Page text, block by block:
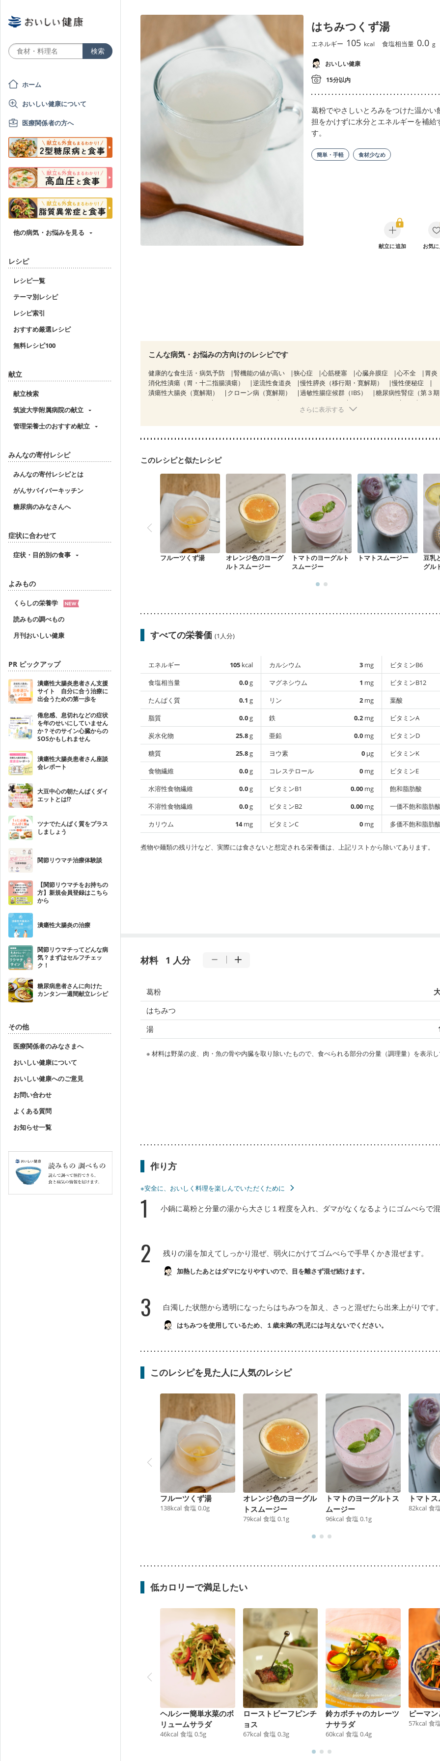
ホーム
おいしい健康について
医療関係者の方へ
他の病気・お悩みを見る
レシピ
レシピ一覧
テーマ別レシピ
レシピ索引
おすすめ厳選レシピ
無料レシピ100
献立
献立検索
筑波大学附属病院の献立
管理栄養士のおすすめ献立
みんなの寄付レシピ
みんなの寄付レシピとは
がんサバイバーキッチン
糖尿病のみなさんへ
症状に合わせて
症状・目的別の食事
よみもの
くらしの栄養学
読みもの調べもの
月刊おいしい健康
PR ピックアップ
潰瘍性大腸炎患者さん支援
サイト 自分に合う治療に
出会うための第一歩を
倦怠感、息切れなどの症状
を年のせいにしていません
か？そのサイン心臓からの
SOSかもしれません
潰瘍性大腸炎患者さん座談
会レポート
大豆中心の朝たんぱくダイ
エットとは!?
ツナでたんぱく質をプラス
しましょう
関節リウマチ治療体験談
【関節リウマチをお持ちの
方】新規会員登録はこちら
から
潰瘍性大腸炎の治療
関節リウマチってどんな病
気？まずはセルフチェッ
ク！
糖尿病患者さんに向けた
カンタン一週間献立レシピ
その他
医療関係者のみなさまへ
おいしい健康について
おいしい健康へのご意見
お問い合わせ
よくある質問
お知らせ一覧
はちみつくず湯
エネルギー 105 kcal 食塩相当量 0.0 g
おいしい健康
15分以内
葛粉でやさしいとろみをつけた温かい
担をかけずに水分とエネルギーを補給
す。
簡単・手軽 食材少なめ
献立に追加 お気
こんな病気・お悩みの方向けのレシピです
健康的な食生活・病気予防 腎機能の値が高い 狭心症 心筋梗塞 心臓弁膜症 心不全
胃炎
消化性潰瘍（胃・十二指腸潰瘍）
逆流性食道炎 慢性膵炎（移行期・寛解期）
慢性便秘症
潰瘍性大腸炎（寛解期）
クローン病（寛解期） 過敏性腸症候群（IBS）
糖尿病性腎症（第３期
CKD（ステージ１）
CKD（ステージ２） CKD（ステージ３a）
CKD（ステージ３b）
胃がん（抗がん剤治療中）
胃がん治療を終えた方・経過観察中の方
さらに表示する
このレシピと似たレシピ
フルーツくず湯
オレンジ色のヨーグ
ルトスムージー
トマトのヨーグルト
スムージー
トマトスムージー
豆乳
グル
すべての栄養価 (1人分)
エネルギー 105 kcal
食塩相当量
0.0g
たんぱく質
0.1 g
脂質
0.0g
炭水化物
25.8g
糖質
25.8g
食物繊維
0.0g
水溶性食物繊維
0.0g
不溶性食物繊維
0.0g
カリウム
14mg
カルシウム 3 mg
マグネシウム
1 mg
リン
2 mg
鉄
0.2 mg
亜鉛
0.0 mg
ヨウ素
0 µg
コレステロール
0 mg
ビタミンB1
0.00 mg
ビタミンB2
0.00 mg
ビタミンC
0 mg
ビタミンB6
ビタミンB12
葉酸
ビタミンA
ビタミンD
ビタミンK
ビタミンE
飽和脂肪酸
一価不飽和脂肪酸
多価不飽和脂肪酸
煮物や麺類の残り汁など、実際には食さないと想定される栄養価は、上記リストから除いてあります。
材料 1 人分
葛粉
はちみつ
湯
※ 材料は野菜の皮、肉・魚の骨や内臓を取り除いたもので、食べられる部分の分量（調理量）を表示し
作り方
※安全に、おいしく料理を楽しんでいただくために
1 小鍋に葛粉と分量の湯から大さじ１程度を入れ、ダマがなくなるようにゴムべらで混
2 残りの湯を加えてしっかり混ぜ、弱火にかけてゴムべらで手早くかき混ぜます。
加熱したあとはダマになりやすいので、目を離さず混ぜ続けます。
3 白濁した状態から透明になったらはちみつを加え、さっと混ぜたら出来上がりです。
はちみつを使用しているため、１歳未満の乳児には与えないでください。
このレシピを見た人に人気のレシピ
フルーツくず湯
138kcal 食塩 0.0g
オレンジ色のヨーグル
トスムージー
79kcal 食塩 0.1g
トマトのヨーグルトス
ムージー
96kcal 食塩 0.1g
トマト
82kcal 食
低カロリーで満足したい
ヘルシー簡単水菜のボ
リュームサラダ
46kcal 食塩 0.5g
ローストビーフピンチ
ョス
67kcal 食塩 0.3g
鈴カボチャのカレーツ
ナサラダ
60kcal 食塩 0.4g
ピーマ
57kcal 食